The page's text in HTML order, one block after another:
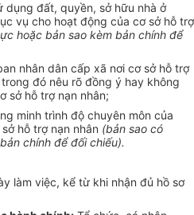
dụng đất, quyền, sở hữu nhà ở
vụ cho hoạt động của cơ sở hỗ trợ
hoặc bản sao kèm bản chính để
nhân dân cấp xã nơi cơ sở hỗ trợ
đó nêu rõ đồng ý hay không
sở hỗ trợ nạn nhân;
minh trình độ chuyên môn của
hỗ trợ nạn nhân (bản sao có
chính để đối chiếu).
làm việc, kể từ khi nhận đủ hồ sơ